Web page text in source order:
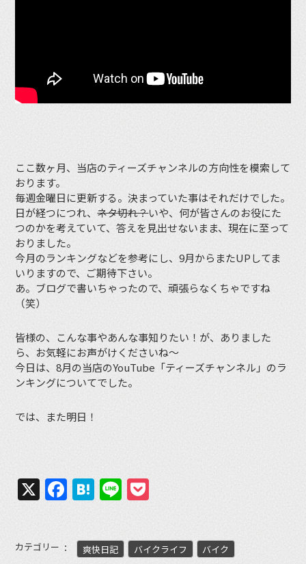
ここ数ヶ月、当店のティーズチャンネルの方向性を模索して
おります。
毎週金曜日に更新する。決まっていた事はそれだけでした。
日が経つにつれ、ネタ切れ？いや、何が皆さんのお役にた
つのかを考えていて、答えを見出せないまま、現在に至って
おりました。
今月のランキングなどを参考にし、9月からまたUPしてま
いりますので、ご期待下さい。
あ。ブログで書いちゃったので、頑張らなくちゃですね
（笑）
皆様の、こんな事やあんな事知りたい！が、ありました
ら、お気軽にお声がけくださいね〜
今日は、8月の当店のYouTube「ティーズチャンネル」のラ
ンキングについてでした。
では、また明日！
X Facebook
Hatena
Line
カテゴリー 爽快日記 バイクライフ
バイク